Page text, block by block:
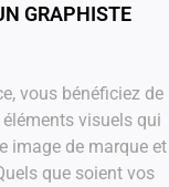
vous bénéficiez de
visuels qui
image de marque et
que soient vos